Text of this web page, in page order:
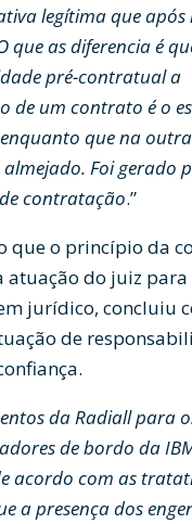
legítima que após
que as diferencia é
pré-contratual a
de um contrato é o
que na
Foi gerado
contratação.”
que o princípio da
atuação do juiz para
jurídico, concluiu
de
da Radiall para
de bordo da
acordo com as
a presença dos